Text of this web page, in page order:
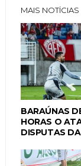
MAIS NOTÍCIAS
BARAÚNAS
HORAS O
DISPUTAS